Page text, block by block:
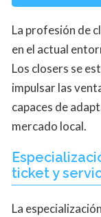
La profesión de
en el actual
Los closers se
impulsar las
capaces de
mercado local.
ticket y
La